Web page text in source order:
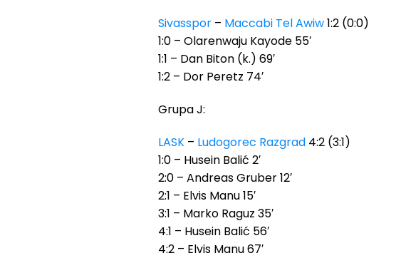
Sivasspor – Maccabi Tel Awiw1:2 (0:0)
1:0 – Olarenwaju Kayode 55′
1:1 – Dan Biton (k.) 69′
1:2 – Dor Peretz 74′
Grupa J:
LASK – Ludogorec Razgrad 4:2 (3:1)
1:0 – Husein Balić 2′
2:0 – Andreas Gruber 12′
2:1 – Elvis Manu 15′
3:1 – Marko Raguz 35′
4:1 – Husein Balić 56′
4:2 – Elvis Manu 67′